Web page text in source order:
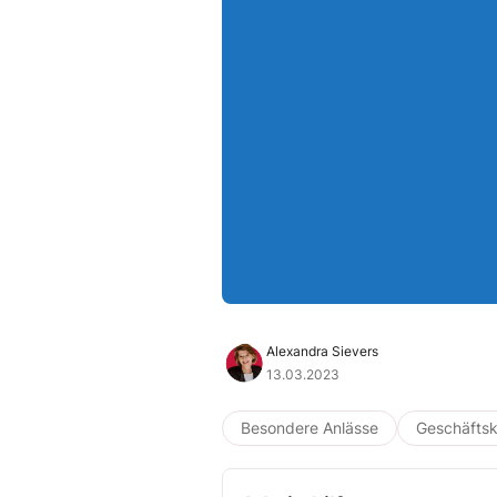
Alexandra Sievers
13.03.2023
Besondere Anlässe